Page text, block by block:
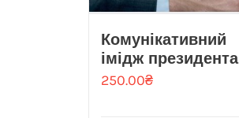
Комунікативний
імідж президента
250.00₴